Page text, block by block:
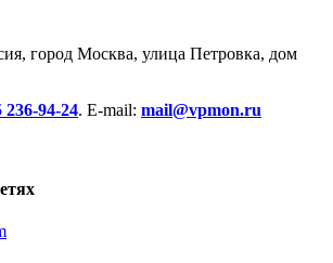
город Москва, улица Петровка, дом
236-94-24. E-mail: mail@vpmon.ru